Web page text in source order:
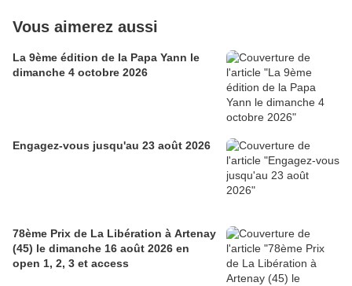
Vous aimerez aussi
La 9ème édition de la Papa Yann le
dimanche 4 octobre 2026
Engagez-vous jusqu'au 23 août 2026
78ème Prix de La Libération à Artenay
(45) le dimanche 16 août 2026 en
open 1, 2, 3 et access